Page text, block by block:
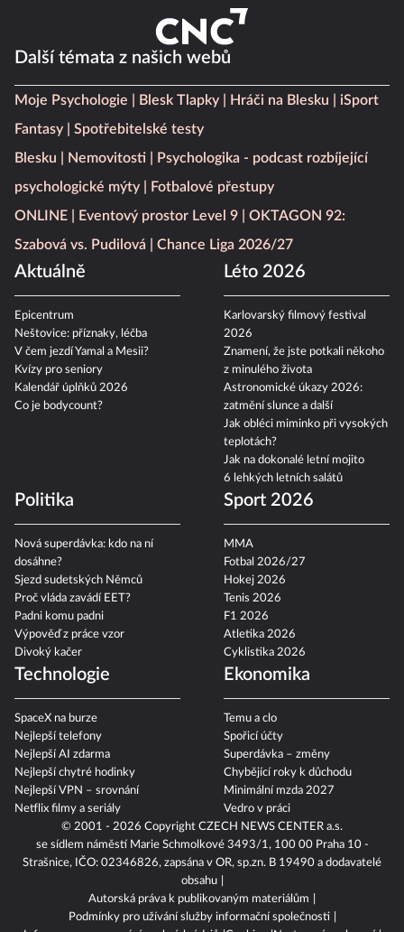
Další témata z našich webů
Moje Psychologie Blesk Tlapky Hráči na Blesku
iSport
Fantasy
Spotřebitelské testy
Blesku
Nemovitosti
Psychologika - podcast rozbíjející
psychologické mýty
Fotbalové přestupy
ONLINE
Eventový prostor Level 9
OKTAGON 92:
Szabová vs. Pudilová
Chance Liga 2026/27
Aktuálně
Epicentrum
Neštovice: příznaky, léčba
V čem jezdí Yamal a Mesii?
Kvízy pro seniory
Kalendář úplňků 2026
Co je bodycount?
Léto 2026
Karlovarský filmový festival
2026
Znamení, že jste potkali někoho
z minulého života
Astronomické úkazy 2026:
zatmění slunce a další
Jak obléci miminko při vysokých
teplotách?
Jak na dokonalé letní mojito
6 lehkých letních salátů
Politika
Nová superdávka: kdo na ní
dosáhne?
Sjezd sudetských Němců
Proč vláda zavádí EET?
Padni komu padni
Výpověď z práce vzor
Divoký kačer
Sport 2026
MMA
Fotbal 2026/27
Hokej 2026
Tenis 2026
F1 2026
Atletika 2026
Cyklistika 2026
Technologie
SpaceX na burze
Nejlepší telefony
Nejlepší AI zdarma
Nejlepší chytré hodinky
Nejlepší VPN – srovnání
Netflix filmy a seriály
Ekonomika
Temu a clo
Spořicí účty
Superdávka – změny
Chybějící roky k důchodu
Minimální mzda 2027
Vedro v práci
© 2001 - 2026 Copyright CZECH NEWS CENTER a.s.
se sídlem náměstí Marie Schmolkové 3493/1, 100 00 Praha 10 -
Strašnice, IČO: 02346826, zapsána v OR, sp.zn. B 19490 a dodavatelé
obsahu
Autorská práva k publikovaným materiálům
Podmínky pro užívání služby informační společnosti